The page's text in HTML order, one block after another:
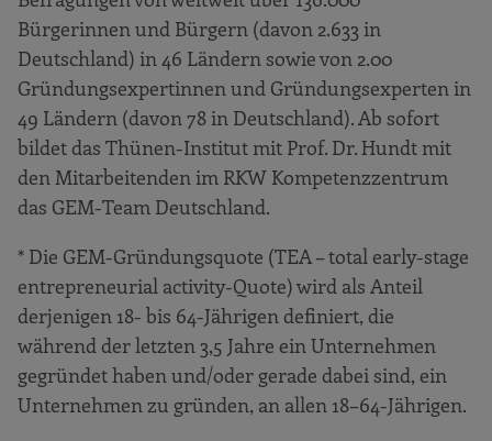
Bürgerinnen und Bürgern (davon 2.633 in
Deutschland) in 46 Ländern sowie von 2.00
Gründungsexpertinnen und Gründungsexperten in
49 Ländern (davon 78 in Deutschland). Ab sofort
bildet das Thünen-Institut mit Prof. Dr. Hundt mit
den Mitarbeitenden im RKW Kompetenzzentrum
das GEM-Team Deutschland.
* Die GEM-Gründungsquote (TEA – total early-stage
entrepreneurial activity-Quote) wird als Anteil
derjenigen 18- bis 64-Jährigen definiert, die
während der letzten 3,5 Jahre ein Unternehmen
gegründet haben und/oder gerade dabei sind, ein
Unternehmen zu gründen, an allen 18–64-Jährigen.